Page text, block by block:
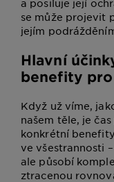
a posiluje její
se může projevit
jejím
Hlavní
benefity
Když už víme,
našem těle, je
konkrétní
ve všestrannosti
ale působí
ztracenou